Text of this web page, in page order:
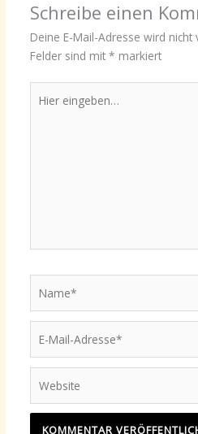
Schreibe einen
Deine E-Mail-Adresse wird nicht
Felder sind mit * markiert
eingeben…
Mail-
Adresse*